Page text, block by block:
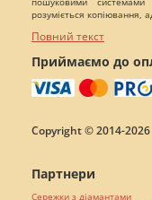
розуміється копіювання,
Повний текст
Приймаємо до
Copyright © 2014-2026
Партнери
Сережки з діамантами